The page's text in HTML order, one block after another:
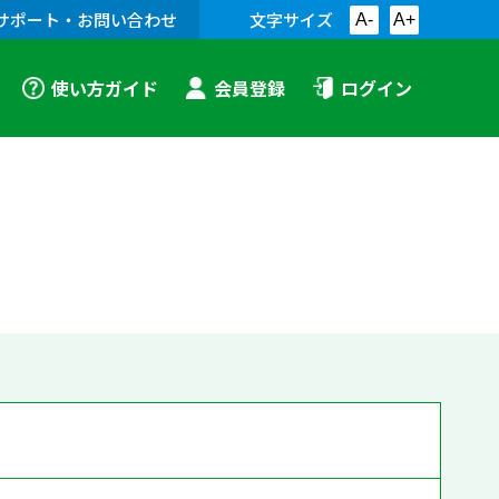
ポート・お問い合わせ 文字サイズ A- A+
使い方ガイド 会員登録 ログイン